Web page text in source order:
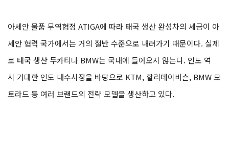
아세안 물품 무역협정 ATIGA에 따라 태국 생산 완성차의 세금이 아
세안 협력 국가에서는 거의 절반 수준으로 내려가기 때문이다. 실제
로 태국 생산 두카티나 BMW는 국내에 들어오지 않는다. 인도 역
시 거대한 인도 내수시장을 바탕으로 KTM, 할리데이비슨, BMW 모
토라드 등 여러 브랜드의 전략 모델을 생산하고 있다.